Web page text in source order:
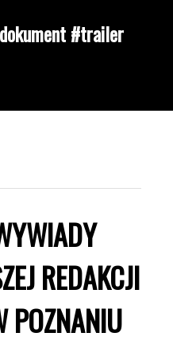
#trailer
REDAKCJI
POZNANIU